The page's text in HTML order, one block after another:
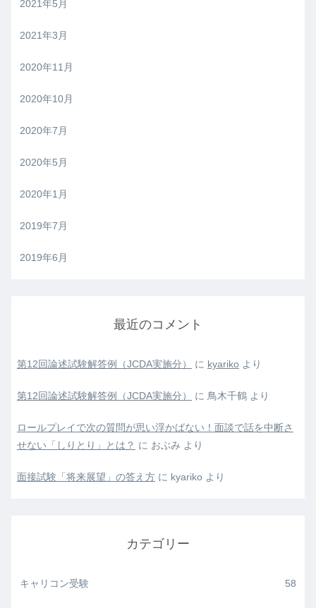
2021年5月
2021年3月
2020年11月
2020年10月
2020年7月
2020年5月
2020年1月
2019年7月
2019年6月
最近のコメント
第12回論述試験解答例（JCDA実施分） に kyariko より
第12回論述試験解答例（JCDA実施分） に 鳥木千鶴 より
ロールプレイで次の質問が思い浮かばない！面談で話を中断さ
せない「しりとり」とは？ に おぶみ より
面接試験「将来展望」の答え方 に kyariko より
カテゴリー
キャリコン受験 58